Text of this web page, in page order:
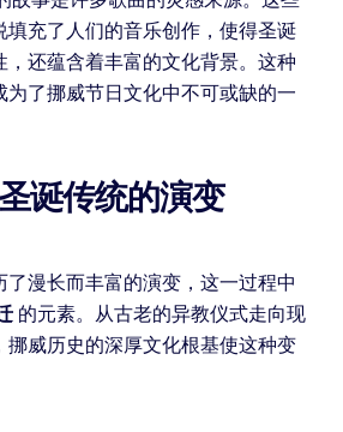
填充了人们的音乐创作，使得圣诞
，还蕴含着丰富的文化背景。这种
为了挪威节日文化中不可或缺的一
诞传统的演变
漫长而丰富的演变，这一过程中
的元素。从古老的异教仪式走向现
挪威历史的深厚文化根基使这种变